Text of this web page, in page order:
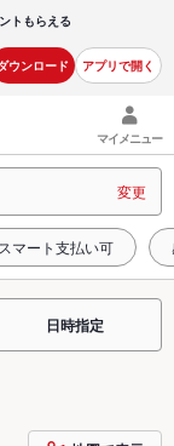
トもらえる
ウンロード アプリで開く
マイメニュー
変更
スマート支払い可
日時指定